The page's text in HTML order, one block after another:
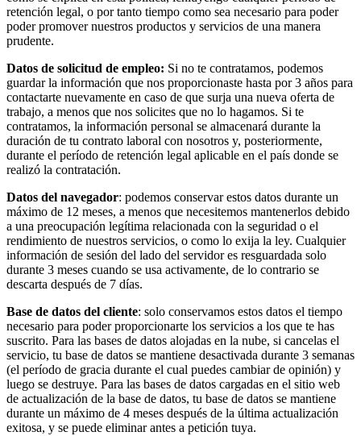
retención legal, o por tanto tiempo como sea necesario para poder
poder promover nuestros productos y servicios de una manera
prudente.
Datos de solicitud de empleo: Si no te contratamos, podemos
guardar la información que nos proporcionaste hasta por 3 años para
contactarte nuevamente en caso de que surja una nueva oferta de
trabajo, a menos que nos solicites que no lo hagamos. Si te
contratamos, la información personal se almacenará durante la
duración de tu contrato laboral con nosotros y, posteriormente,
durante el período de retención legal aplicable en el país donde se
realizó la contratación.
Datos del navegador: podemos conservar estos datos durante un
máximo de 12 meses, a menos que necesitemos mantenerlos debido
a una preocupación legítima relacionada con la seguridad o el
rendimiento de nuestros servicios, o como lo exija la ley. Cualquier
información de sesión del lado del servidor es resguardada solo
durante 3 meses cuando se usa activamente, de lo contrario se
descarta después de 7 días.
Base de datos del cliente: solo conservamos estos datos el tiempo
necesario para poder proporcionarte los servicios a los que te has
suscrito. Para las bases de datos alojadas en la nube, si cancelas el
servicio, tu base de datos se mantiene desactivada durante 3 semanas
(el período de gracia durante el cual puedes cambiar de opinión) y
luego se destruye. Para las bases de datos cargadas en el sitio web
de actualización de la base de datos, tu base de datos se mantiene
durante un máximo de 4 meses después de la última actualización
exitosa, y se puede eliminar antes a petición tuya.